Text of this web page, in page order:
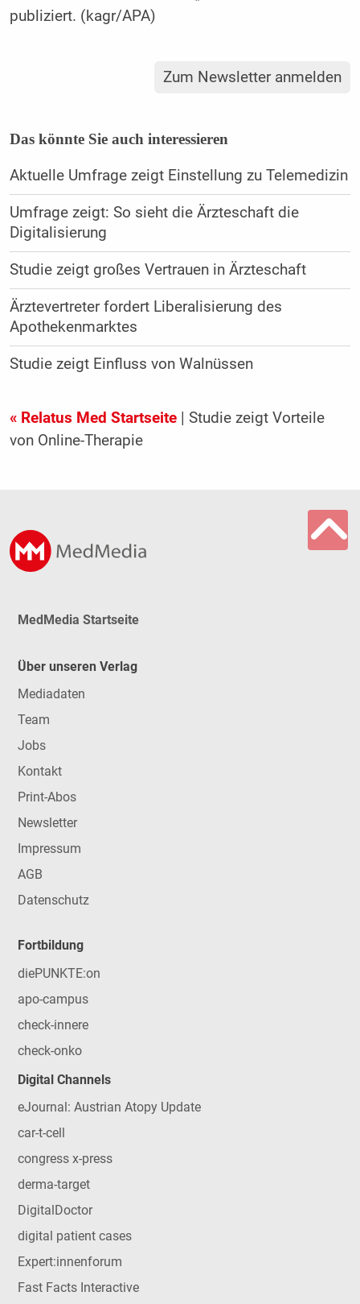
publiziert. (kagr/APA)
Zum Newsletter anmelden
Das könnte Sie auch interessieren
Aktuelle Umfrage zeigt Einstellung zu Telemedizin
Umfrage zeigt: So sieht die Ärzteschaft die
Digitalisierung
Studie zeigt großes Vertrauen in Ärzteschaft
Ärztevertreter fordert Liberalisierung des
Apothekenmarktes
Studie zeigt Einfluss von Walnüssen
« Relatus Med Startseite| Studie zeigt Vorteile
von Online-Therapie
MedMedia Startseite
Über unseren Verlag
Mediadaten
Team
Jobs
Kontakt
Print-Abos
Newsletter
Impressum
AGB
Datenschutz
Fortbildung
diePUNKTE:on
apo-campus
check-innere
check-onko
Digital Channels
eJournal: Austrian Atopy Update
car-t-cell
congress x-press
derma-target
DigitalDoctor
digital patient cases
Expert:innenforum
Fast Facts Interactive